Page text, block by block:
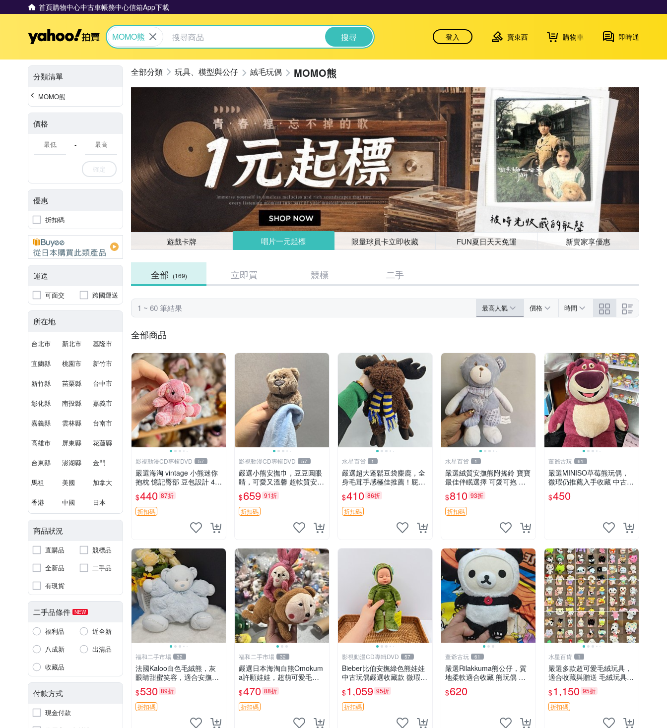
首頁購物中心中古車帳務中心信箱App下載
Yahoo拍賣
MOMO熊 搜尋 登入 賣東西 購物車 即時通
分類清單
MOMO熊
價格
-
確定
優惠
折扣碼
運送
可面交 跨國運送
所在地
台北市 新北市 基隆市
宜蘭縣 桃園市 新竹市
新竹縣 苗栗縣 台中市
彰化縣 南投縣 嘉義市
嘉義縣 雲林縣 台南市
高雄市 屏東縣 花蓮縣
台東縣 澎湖縣 金門
馬祖 美國 加拿大
香港 中國 日本
商品狀況
直購品
競標品
全新品
二手品
有現貨
二手品條件 NEW
福利品
近全新
八成新
出清品
收藏品
付款方式
現金付款
玩具、模型與公仔 絨毛玩偶 MOMO熊
遊戲卡牌 唱片一元起標 限量球員卡立即收藏 FUN夏日天天免運 新賣家享優惠
全部 (169) 立即買 競標 二手
1 ~ 60 筆結果 最高人氣 價格 時間
全部商品
影視動漫CD專輯DVD 57
嚴選海淘 vintage 小熊迷你
抱枕 憶記臀部 豆包設計 4c
m 高 推薦收藏 迷你豆包小
熊、高臀部、豆袋抱枕
$440 87折
折扣碼
影視動漫CD專輯DVD 57
嚴選小熊安撫巾，豆豆圓眼
睛，可愛又溫馨 超軟質安撫
巾，豆豆設計，哄睡好幫手
約克豆豆眼安撫巾 數碼豆豆
眼
$659 91折
折扣碼
水星百貨 1
嚴選超大蓬鬆豆袋麋鹿，全
身毛茸手感極佳推薦！屁股
與四肢填充均勻，適合收藏
與孩童共賞。 麋鹿 豆袋 毛
茸玩具
$410 86折
折扣碼
水星百貨 1
嚴選絨質安撫熊附搖鈴 寶寶
最佳伴眠選擇 可愛可抱 絨
毛玩具 安撫熊 嬰兒用
$810 93折
折扣碼
董爺古玩 61
嚴選MINISO草莓熊玩偶，
微瑕仍推薦入手收藏 中古 M
INISO 草莓熊 玩具 收藏
$450
福和二手市場 32
法國Kaloo白色毛絨熊，灰
眼睛甜蜜笑容，適合安撫逗
趣可愛，柔軟面料手感佳。
14 白色安撫熊 毛絨玩具 寶
寶逗樂具
$530 89折
折扣碼
福和二手市場 32
嚴選日本海淘白熊Omokum
a許願娃娃，超萌可愛毛絨
公仔推薦收藏 白熊 Omoku
ma 毛絨玩具 偽裝娃娃 玩具
擺飾
$470 88折
折扣碼
影視動漫CD專輯DVD 57
Bieber比伯安撫綠色熊娃娃
中古玩偶嚴選收藏款 微瑕輕
度使用 Bieber綠熊娃娃 中
古玩偶 微瑕
$1,059 95折
折扣碼
董爺古玩 61
嚴選Rilakkuma熊公仔，質
地柔軟適合收藏 熊玩偶 柔
軟 公仔 收藏
$620
水星百貨 1
嚴選多款超可愛毛絨玩具，
適合收藏與贈送 毛絨玩具、
抱枕、公仔
$1,150 95折
折扣碼